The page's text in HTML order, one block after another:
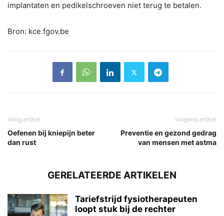
implantaten en pedikelschroeven niet terug te betalen.
Bron: kce.fgov.be
Vorig artikel
Oefenen bij kniepijn beter
dan rust
Volgend artikel
Preventie en gezond gedrag
van mensen met astma
GERELATEERDE ARTIKELEN
Tariefstrijd fysiotherapeuten
loopt stuk bij de rechter